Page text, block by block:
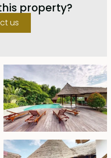
ruang tamu dan ruang
bar, dapur tertutup
luas yang ideal untuk
tamu.
menjadi dua bagian
Setiap kamar tidur
dengan dua kamar
mewah. Dua dari
lantai mezanin untuk
property?
us